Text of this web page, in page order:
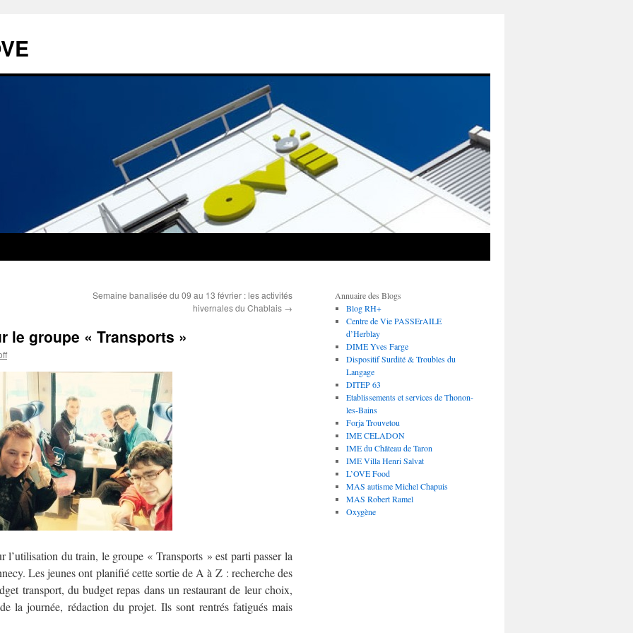
Semaine banalisée du 09 au 13 février : les activités
hivernales du Chablais →
le groupe « Transports »
du train, le groupe « Transports » est parti passer la
Les jeunes ont planifié cette sortie de A à Z : recherche des
transport, du budget repas dans un restaurant de leur choix,
la journée, rédaction du projet. Ils sont rentrés fatigués mais
Annuaire des Blogs
Blog RH+
Centre de Vie PASSErAILE
d’Herblay
DIME Yves Farge
Dispositif Surdité & Troubles du
Langage
DITEP 63
Etablissements et services de Thonon-
les-Bains
Forja Trouvetou
IME CELADON
IME du Château de Taron
IME Villa Henri Salvat
L’OVE Food
MAS autisme Michel Chapuis
MAS Robert Ramel
Oxygène